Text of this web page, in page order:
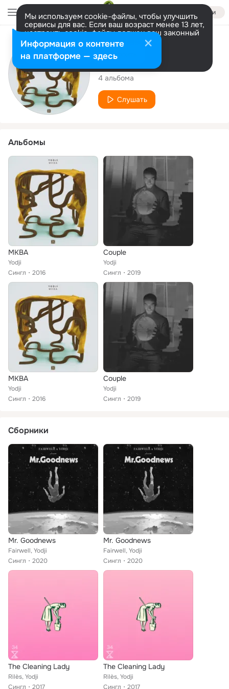
Войти
Мы используем cookie-файлы, чтобы улучшить
сервисы для вас. Если ваш возраст менее 13 лет,
настроить cookie-файлы должен ваш законный
представитель. Больше информации
Разрешить все Настроить
Исполнитель
Yodji
4 альбома
Слушать
Альбомы
MKBA
Yodji
Сингл
2016
Couple
Yodji
Сингл
2019
MKBA
Yodji
Сингл
2016
Couple
Yodji
Сингл
2019
Сборники
Mr. Goodnews
Fairwell, Yodji
Сингл
2020
Mr. Goodnews
Fairwell, Yodji
Сингл
2020
The Cleaning Lady
Rilès, Yodji
Сингл
2017
The Cleaning Lady
Rilès, Yodji
Сингл
2017
Информация о контенте
на платформе — здесь